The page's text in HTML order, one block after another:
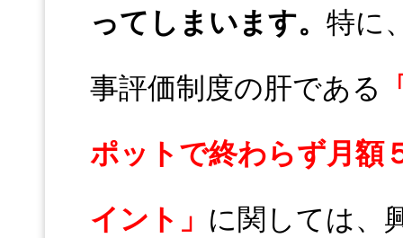
ってしまいます。 特に
事評価制度の肝である
ポットで終わらず月額
イント」 に関しては、